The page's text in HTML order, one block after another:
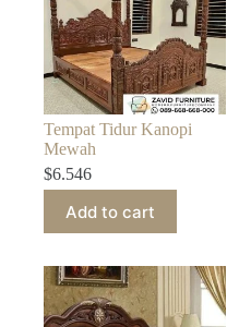
Tempat Tidur Kanopi
Mewah
$6.546
Add to cart